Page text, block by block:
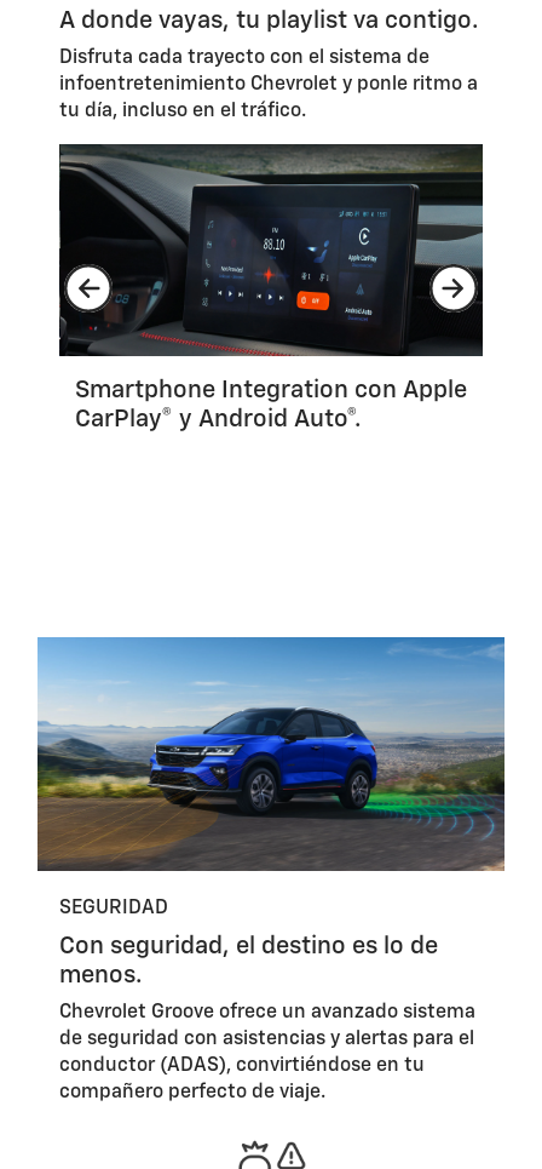
A donde vayas, tu playlist va contigo.
Disfruta cada trayecto con el sistema de
infoentretenimiento Chevrolet y ponle ritmo a
tu día, incluso en el tráfico.
Clúster configurable de 7".
SEGURIDAD
Con seguridad, el destino es lo de
menos.
Chevrolet Groove ofrece un avanzado sistema
de seguridad con asistencias y alertas para el
conductor (ADAS), convirtiéndose en tu
compañero perfecto de viaje.